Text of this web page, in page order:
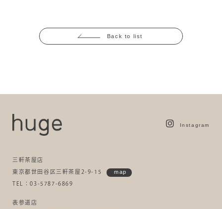
Back to list
Instagram
三軒茶屋店
東京都世田谷区三軒茶屋2-9-15 map
TEL：03-5787-6869
表参道店